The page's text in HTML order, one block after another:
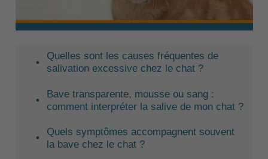
Quelles sont les causes fréquentes de
salivation excessive chez le chat ?
Bave transparente, mousse ou sang :
comment interpréter la salive de mon chat ?
Quels symptômes accompagnent souvent
la bave chez le chat ?